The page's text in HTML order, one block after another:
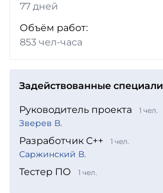
77 дней
Объём работ:
853 чел-часа
Задействованные
Руководитель проекта 1 чел.
Зверев В.
Разработчик С++ 1 чел.
Саржинский В.
Тестер ПО 1 чел.